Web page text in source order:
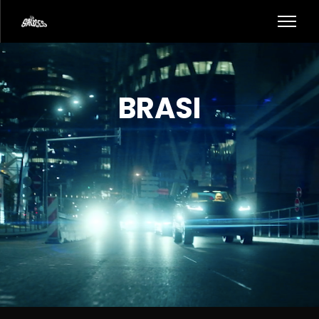
BRASI